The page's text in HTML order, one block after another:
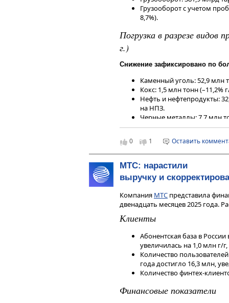
Грузооборот с учетом
8,7%).
Погрузка в разрезе видов
г.)
Снижение зафиксировано по
Каменный уголь: 52,9 млн
Кокс: 1,5 млн тонн (–11,2%
Нефть и нефтепродукты:
на НПЗ.
Черные металлы: 7,7 млн
Лом черных металлов:
Цемент: 1,7 млн тонн
Химикаты и сода: 3,2 млн
Промышленное сырье: 3,6
Строительные грузы: 11,4
позициям:
года.
Химические и
Железная и марганцевая
Руды цветные: 2,6 млн
Наши комментарии
прежнему опережают темпы
0 1 Оставить
МТС: нарастили
выручку и
Компания МТС представила
двенадцать месяцев 2025 года.
Клиенты
Абонентская база в
увеличилась на 1,0 млн г/
Количество
года достигло 16,3 млн,
Количество финтех-
Финансовые показатели